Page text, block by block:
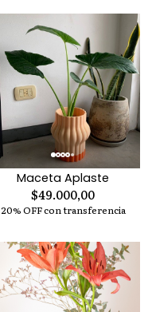
Maceta Aplaste
$49.000,00
20% OFF con transferencia